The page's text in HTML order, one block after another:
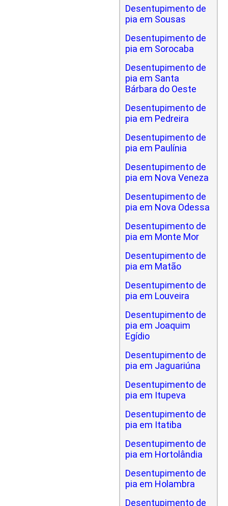
Desentupimento de
pia em Sousas
Desentupimento de
pia em Sorocaba
Desentupimento de
pia em Santa
Bárbara do Oeste
Desentupimento de
pia em Pedreira
Desentupimento de
pia em Paulínia
Desentupimento de
pia em Nova Veneza
Desentupimento de
pia em Nova Odessa
Desentupimento de
pia em Monte Mor
Desentupimento de
pia em Matão
Desentupimento de
pia em Louveira
Desentupimento de
pia em Joaquim
Egídio
Desentupimento de
pia em Jaguariúna
Desentupimento de
pia em Itupeva
Desentupimento de
pia em Itatiba
Desentupimento de
pia em Hortolândia
Desentupimento de
pia em Holambra
Desentupimento de